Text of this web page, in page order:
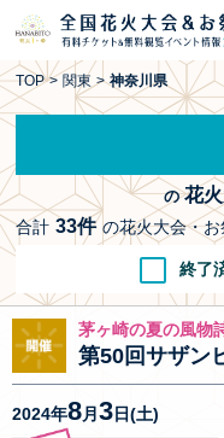
花火
今
TOP > 関東 > 神奈川県
の花火
合計 33件 の花火大会・
終了
茅ヶ崎の夏の風物
第50回サザン
2024年8月 3日(土)